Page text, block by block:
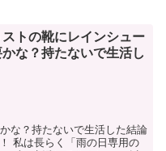
ストの靴にレインシュー
な？持たないで生活し
な？持たないで生活した結論
私は長らく「雨の日専用の